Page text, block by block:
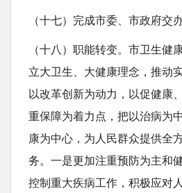
（十七）完成市委、市政府交
（十八）职能转变。市卫生健
立大卫生、大健康理念，推动
以改革创新为动力，以促健康
重保障为着力点，把以治病为
康为中心，为人民群众提供全
务。一是更加注重预防为主和
控制重大疾病工作，积极应对